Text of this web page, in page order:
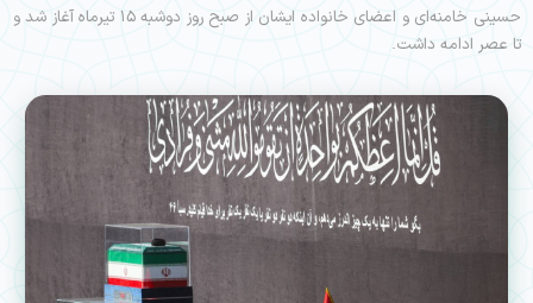
حسینی خامنه‌ای و اعضای خانواده ایشان از صبح روز دوشبه ۱۵ تیرماه آغاز شد و
تا عصر ادامه داشت.